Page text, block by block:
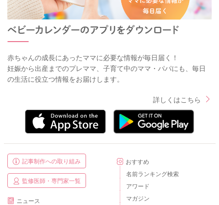
赤ちゃんの成長にあったママに必要な情報が毎日届く！
妊娠から出産までのプレママ、子育て中のママ・パパにも、毎日
の生活に役立つ情報をお届けします。
詳しくはこちら
記事制作への取り組み
監修医師・専門家一覧
ニュース
おすすめ
名前ランキング検索
アワード
マガジン